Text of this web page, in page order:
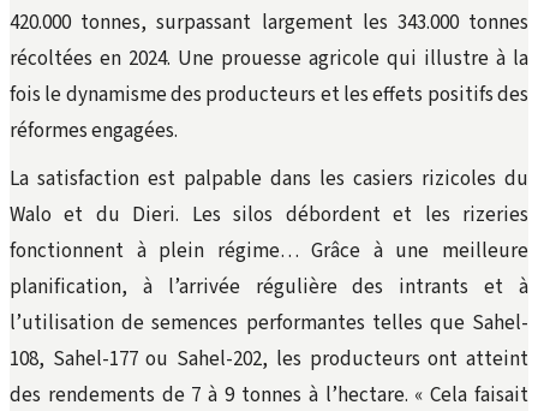
420.000 tonnes, surpassant largement les 343.000 tonnes
récoltées en 2024. Une prouesse agricole qui illustre à la
fois le dynamisme des producteurs et les effets positifs des
réformes engagées.
La satisfaction est palpable dans les casiers rizicoles du
Walo et du Dieri. Les silos débordent et les rizeries
fonctionnent à plein régime… Grâce à une meilleure
planification, à l’arrivée régulière des intrants et à
l’utilisation de semences performantes telles que Sahel-
108, Sahel-177 ou Sahel-202, les producteurs ont atteint
des rendements de 7 à 9 tonnes à l’hectare. « Cela faisait